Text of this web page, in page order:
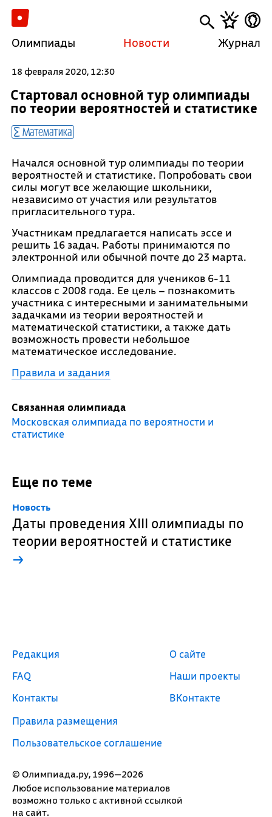
Олимпиады Новости Журнал
18 февраля 2020, 12:30
Стартовал основной тур олимпиады
по теории вероятностей и статистике
Математика
Начался основной тур олимпиады по теории
вероятностей и статистике. Попробовать свои
силы могут все желающие школьники,
независимо от участия или результатов
пригласительного тура.
Участникам предлагается написать эссе и
решить 16 задач. Работы принимаются по
электронной или обычной почте до 23 марта.
Олимпиада проводится для учеников 6-11
классов с 2008 года. Ее цель – познакомить
участника с интересными и занимательными
задачками из теории вероятностей и
математической статистики, а также дать
возможность провести небольшое
математическое исследование.
Правила и задания
Связанная олимпиада
Московская олимпиада по вероятности и
статистике
Еще по теме
Новость
Даты проведения XIII олимпиады по
теории вероятностей и статистике
→
© Олимпиада.ру, 1996—2026
Любое использование материалов
возможно только с активной ссылкой
на сайт.
Редакция
FAQ
Контакты
Правила размещения
Пользовательское соглашение
О сайте
Наши проекты
ВКонтакте